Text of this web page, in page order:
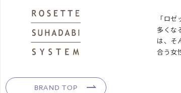
ロン酸Ｎａ〔保湿成分〕 *6 カルボキシメチルヒアルロン
白金〔皮フコンディショニング成分〕 *10 プラセンタエ
3 コメヌカエキス〔保湿成分〕 *14 保湿成分 *15 乳酸桿菌
【JANコード】4901696579770
■製品サイズ：W30×D30×H139mm
■セルフラッピング推奨サイズ：Sサイズ
BRAND TOP
「ロ
多くな
は、そ
合う女